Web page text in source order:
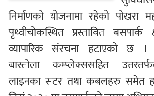
निर्माणको योजनामा रहेको पोखरा
पृथ्वीचोकस्थित प्रस्तावित बसपार्क
व्यापारिक संरचना हटाएको छ ।
बास्तोला कम्प्लेक्ससहित
लाइनका सटर तथा कबलहरु समेत